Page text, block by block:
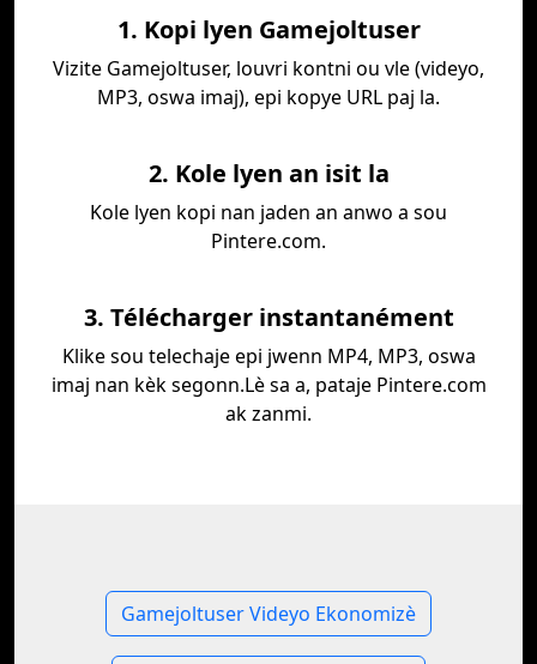
1. Kopi lyen Gamejoltuser
Vizite Gamejoltuser, louvri kontni ou vle (videyo,
MP3, oswa imaj), epi kopye URL paj la.
2. Kole lyen an isit la
Kole lyen kopi nan jaden an anwo a sou
Pintere.com.
3. Télécharger instantanément
Klike sou telechaje epi jwenn MP4, MP3, oswa
imaj nan kèk segonn.Lè sa a, pataje Pintere.com
ak zanmi.
Gamejoltuser Videyo Ekonomizè